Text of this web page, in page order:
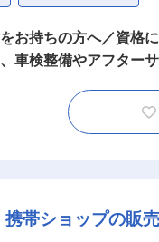
に応じて手当あり／転勤なし〜 ■業務概
車検整備やアフター
庫の整備：中古車在
のアクセサリー取付 ※営業への異動はありませ
躍できる職場です。
携帯ショップの